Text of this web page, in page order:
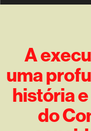
A
uma
história
do